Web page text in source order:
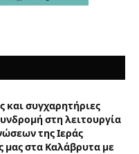
και συγχαρητήριες
στη λειτουργία
της Ιεράς
στα Καλάβρυτα με